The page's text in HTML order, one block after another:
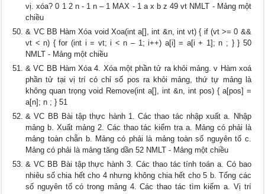
vị. xóa? 0 1 2 n - 1 n – 1 MAX - 1 a x b z 49 vt NMLT - Mảng một
chiều
& VC BB Hàm Xóa void Xoa(int a[], int &n, int vt) { if (vt >= 0 &&
vt < n) { for (int i = vt; i < n – 1; i++) a[i] = a[i + 1]; n ; } } 50
NMLT - Mảng một chiều
& VC BB Hàm Xóa 4. Xóa một phần tử ra khỏi mảng. v Hàm xoá
phần tử tại vị trí có chỉ số pos ra khỏi mảng, thứ tự mảng là
không quan trọng void Remove(int a[], int &n, int pos) { a[pos] =
a[n]; n ; } 51
& VC BB Bài tập thực hành 1. Các thao tác nhập xuất a. Nhập
mảng b. Xuất mảng 2. Các thao tác kiểm tra a. Mảng có phải là
mảng toàn chẵn b. Mảng có phải là mảng toàn số nguyên tố c.
Mảng có phải là mảng tăng dần 52 NMLT - Mảng một chiều
& VC BB Bài tập thực hành 3. Các thao tác tính toán a. Có bao
nhiêu số chia hết cho 4 nhưng không chia hết cho 5 b. Tổng các
số nguyên tố có trong mảng 4. Các thao tác tìm kiếm a. Vị trí